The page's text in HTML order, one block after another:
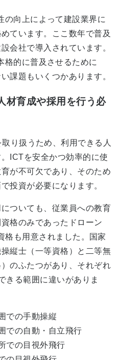
向上によって建設業界に
ています。ここ数年で普及
会社で導入されています。
格的に普及させるために
課題もいくつかあります。
材育成や採用を行う必
り扱うため、利用できる人
ICTを安全かつ効率的に使
が不可欠であり、そのため
投資が必要になります。
ついても、従業員への教育
格のみであったドローン
格も用意されました。国家
縦士（一等資格）と二等無
のふたつがあり、それぞれ
きる範囲に違いがありま
での手動操縦
での自動・自立飛行
での目視外飛行